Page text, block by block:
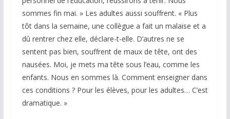
sommes fin mai. » Les adultes aussi souffrent. « Plus
tôt dans la semaine, une collègue a fait un malaise et a
dû rentrer chez elle, déclare-t-elle. D’autres ne se
sentent pas bien, souffrent de maux de tête, ont des
nausées. Moi, je mets ma tête sous l’eau, comme les
enfants. Nous en sommes là. Comment enseigner dans
ces conditions ? Pour les élèves, pour les adultes… C’est
dramatique. »